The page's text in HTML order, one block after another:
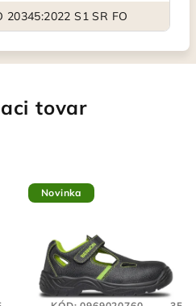
20345:2022 S1 SR FO
tovar
Novinka